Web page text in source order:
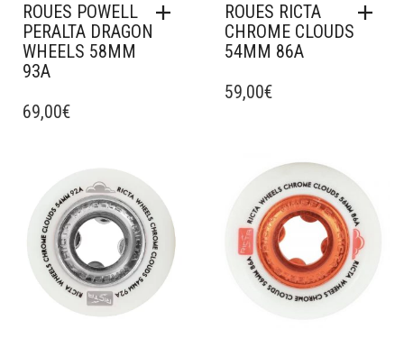
ROUES POWELL
PERALTA DRAGON
WHEELS 58MM
93A
69,00€
ROUES RICTA
CHROME CLOUDS
54MM 86A
59,00€
Ajouter à mes favoris Ajouter à mes favoris